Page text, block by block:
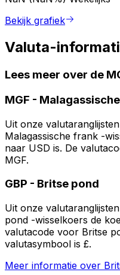
Bekijk grafiek
Valuta-
Lees meer over de
MGF -
Uit onze
Malagassische frank -
naar USD is. De
MGF.
GBP - Britse pond
Uit onze
pond -wisselkoers de
valutacode voor Britse
valutasymbool is £.
Meer informatie over